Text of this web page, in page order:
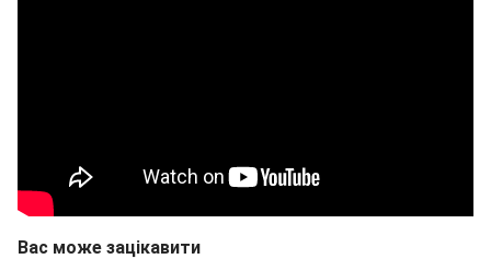
Вас може зацікавити